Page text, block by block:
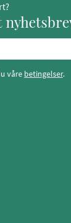
våre betingelser.